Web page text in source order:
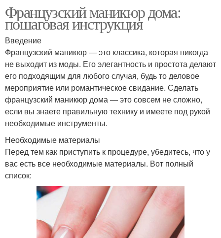
Французский маникюр дома:
пошаговая инструкция
Введение
Французский маникюр — это классика, которая никогда
не выходит из моды. Его элегантность и простота делают
его подходящим для любого случая, будь то деловое
мероприятие или романтическое свидание. Сделать
французский маникюр дома — это совсем не сложно,
если вы знаете правильную технику и имеете под рукой
необходимые инструменты.
Необходимые материалы
Перед тем как приступить к процедуре, убедитесь, что у
вас есть все необходимые материалы. Вот полный
список: